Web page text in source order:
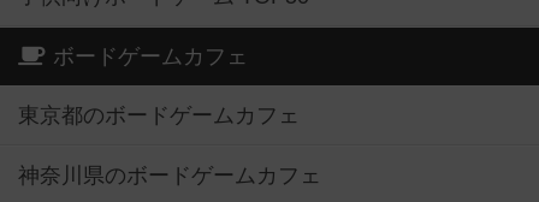
ボードゲームカフェ
東京都のボードゲームカフェ
神奈川県のボードゲームカフェ